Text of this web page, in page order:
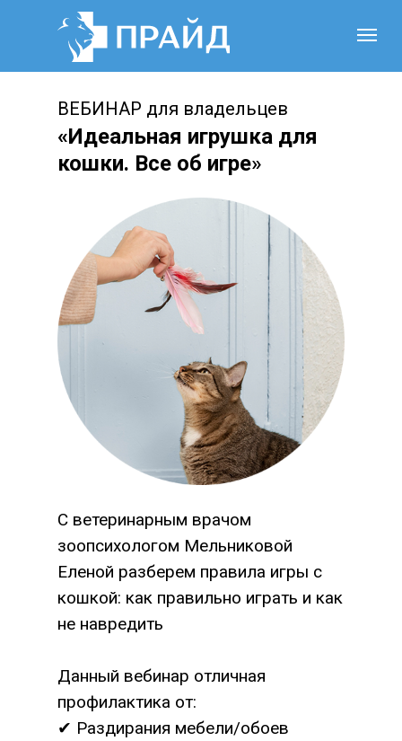
ВЕБИНАР для владельцев
«Идеальная игрушка для
кошки. Все об игре»
С ветеринарным врачом
зоопсихологом Мельниковой
Еленой разберем правила игры с
кошкой: как правильно играть и как
не навредить
Данный вебинар отличная
профилактика от:
✔ Раздирания мебели/обоев